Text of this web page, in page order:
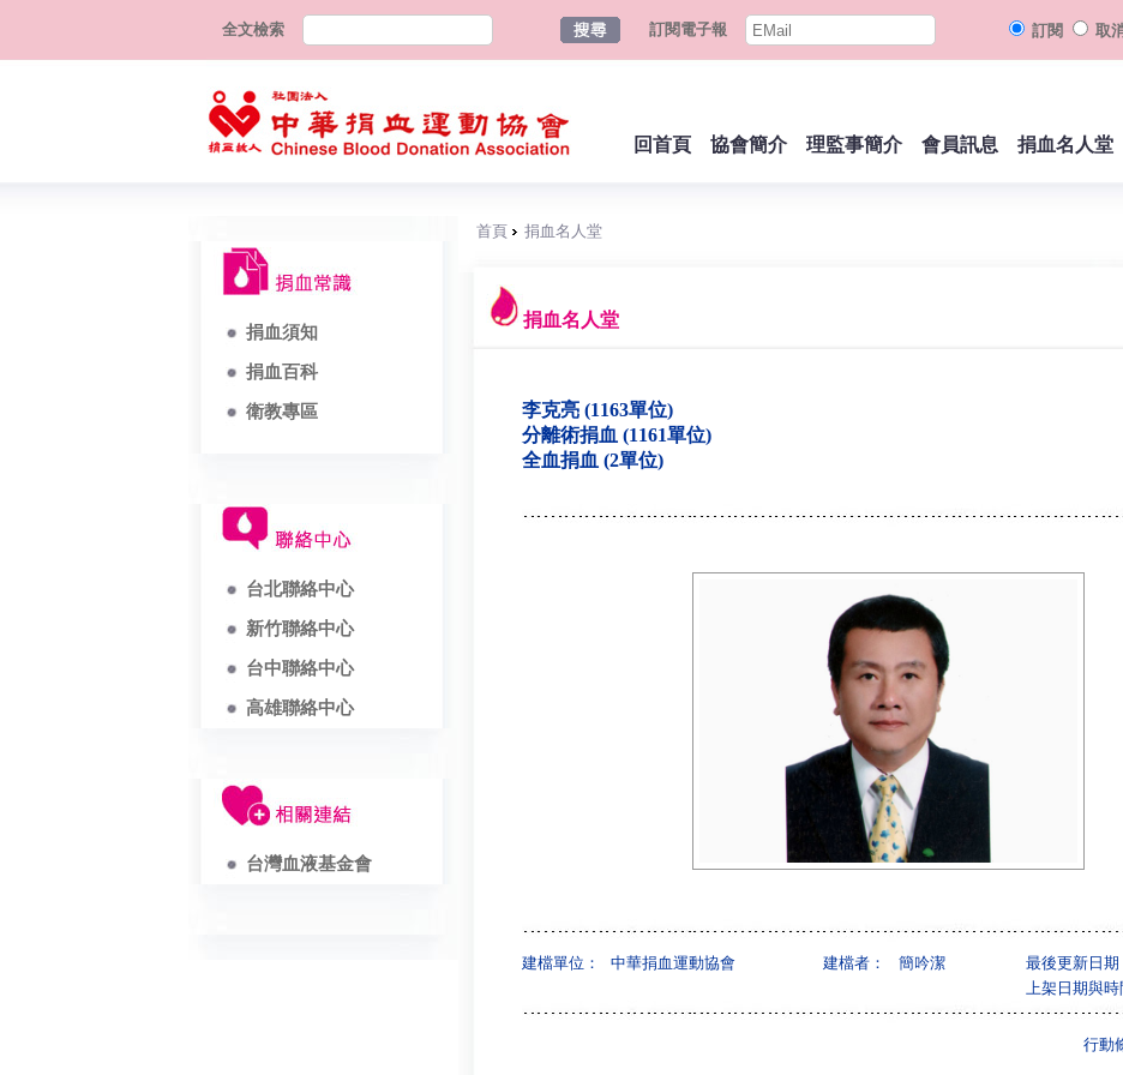
全文檢索 訂閱電子報 訂閱 取
回首頁 協會簡介 理監事簡介 會員訊息 捐血名人堂
捐血須知
捐血百科
衛教專區
台北聯絡中心
新竹聯絡中心
台中聯絡中心
高雄聯絡中心
台灣血液基金會
首頁 捐血名人堂
捐血名人堂
李克亮 (1163單位)
分離術捐血 (1161單位)
全血捐血 (2單位)
建檔單位： 中華捐血運動協會 建檔者： 簡吟潔 最後更新日期
上架日期與時
行動